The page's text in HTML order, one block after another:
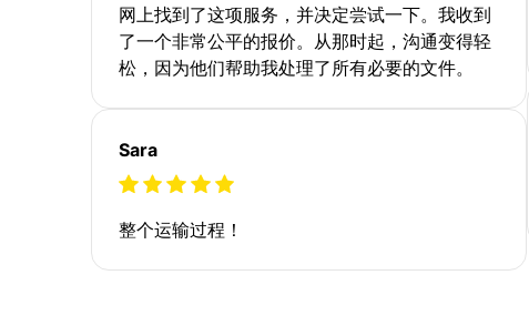
网上找到了这项服务，并决定尝试一下。我收到
了一个非常公平的报价。从那时起，沟通变得轻
松，因为他们帮助我处理了所有必要的文件。
Sara
整个运输过程！